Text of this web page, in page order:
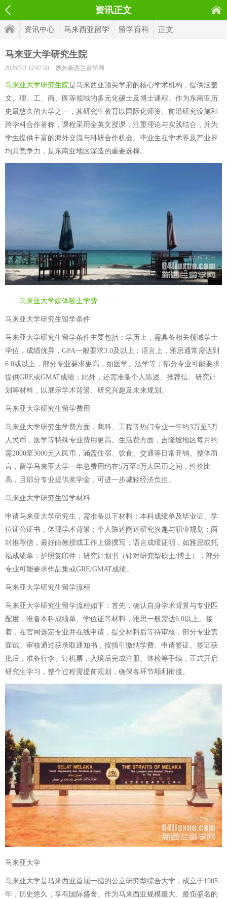
资讯正文
资讯中心 马来西亚留学 留学百科 正文
马来亚大学研究生院
2026/7/2 12:07:58 教外新西兰留学网
马来亚大学研究生院是马来西亚顶尖学府的核心学术机构，提供涵盖
文、理、工、商、医等领域的多元化硕士及博士课程。作为东南亚历
史最悠久的大学之一，其研究生教育以国际化师资、前沿研究设施和
跨学科合作著称，课程采用全英文授课，注重理论与实践结合，并为
学生提供丰富的海外交流与科研合作机会。毕业生在学术界及产业界
均具竞争力，是东南亚地区深造的重要选择。
马来亚大学媒体硕士学费
马来亚大学研究生留学条件
马来亚大学研究生留学条件主要包括：学历上，需具备相关领域学士
学位，成绩优异，GPA一般要求3.0及以上；语言上，雅思通常需达到
6.0或以上，部分专业要求更高，如医学、法学等；部分专业可能要求
提供GRE或GMAT成绩；此外，还需准备个人陈述、推荐信、研究计
划等材料，以展示学术背景、研究兴趣及未来规划。
马来亚大学研究生留学费用
马来亚大学研究生学费方面，商科、工程等热门专业一年约3万至5万
人民币，医学等特殊专业费用更高。生活费方面，吉隆坡地区每月约
需2000至3000元人民币，涵盖住宿、饮食、交通等日常开销。整体而
言，留学马来亚大学一年总费用约在5万至8万人民币之间，性价比
高，且部分专业提供奖学金，可进一步减轻经济负担。
马来亚大学研究生留学材料
申请马来亚大学研究生，需准备以下材料：本科成绩单及毕业证、学
位证公证书，体现学术背景；个人陈述阐述研究兴趣与职业规划；两
封推荐信，最好由教授或工作上级撰写；语言成绩证明，如雅思或托
福成绩单；护照复印件；研究计划书（针对研究型硕士/博士）；部分
专业可能要求作品集或GRE/GMAT成绩。
马来亚大学研究生留学流程
马来亚大学研究生留学流程如下：首先，确认自身学术背景与专业匹
配度，准备本科成绩单、学位证等材料，雅思一般需达6.0以上。接
着，在官网选定专业并在线申请，提交材料后等待审核，部分专业需
面试。审核通过获录取通知书，按指引缴纳学费、申请签证。签证获
批后，准备行李、订机票，入境后完成注册、体检等手续，正式开启
研究生学习，整个过程需提前规划，确保各环节顺利衔接。
马来亚大学
马来亚大学是马来西亚首屈一指的公立研究型综合大学，成立于1905
年，历史悠久，享有国际盛誉。作为马来西亚规模最大、最负盛名的